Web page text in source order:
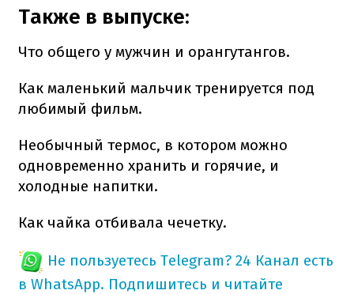
Также в выпуске:
Что общего у мужчин и орангутангов.
Как маленький мальчик тренируется под
любимый фильм.
Необычный термос, в котором можно
одновременно хранить и горячие, и
холодные напитки.
Как чайка отбивала чечетку.
Не пользуетесь Telegram? 24 Канал есть
в WhatsApp. Подпишитесь и читайте